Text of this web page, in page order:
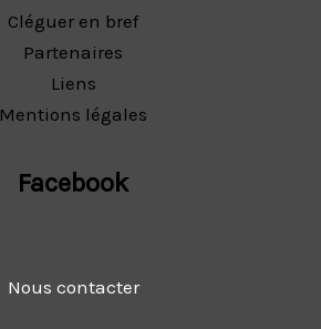
Cléguer en bref
Partenaires
Liens
Mentions légales
Facebook
Nous contacter